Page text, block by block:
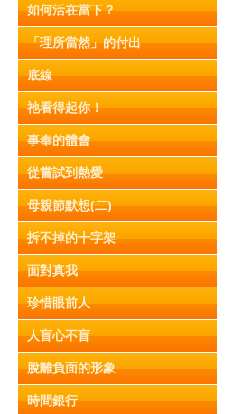
如何活在當下？
「理所當然」的付出
底線
祂看得起你！
事奉的體會
從嘗試到熱愛
母親節默想(二)
拆不掉的十字架
面對真我
珍惜眼前人
人盲心不盲
脫離負面的形象
時間銀行